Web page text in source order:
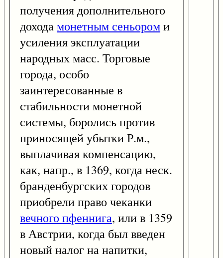
получения дополнительного
доходамонетным сеньороми
усиления эксплуатации
народных масс. Торговые
города, особо
заинтересованные в
стабильности монетной
системы, боролись против
приносящей убытки Р.м.,
выплачивая компенсацию,
как, напр., в 1369, когда неск.
бранденбургских городов
приобрели право чеканки
вечного пфеннига, или в 1359
в Австрии, когда был введен
новый налог на напитки,